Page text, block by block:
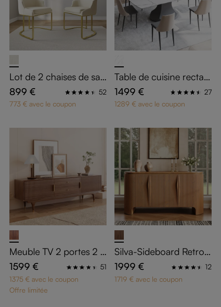
Lot de 2 chaises de sall
e à manger beiges en c
uir PU
899 €
52
773 € avec le coupon
Table de cuisine rectan
gulaire extensible
1499 €
27
1289 € avec le coupon
Meuble TV 2 portes 2 ti
roirs effet bois foncé 2
00 cm
1599 €
51
1375 € avec le coupon
Offre limitée
Silva-Sideboard Retro 1
60cm noyer massif | Fa
çade striée & design in
curvé | Certifié FSC
1999 €
12
1719 € avec le coupon